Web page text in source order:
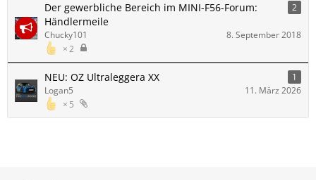
Der gewerbliche Bereich im MINI-F56-Forum:
Händlermeile
2
2
Chucky101 8. September 2018
NEU: OZ Ultraleggera XX 1
5
Logan5 11. März 2026